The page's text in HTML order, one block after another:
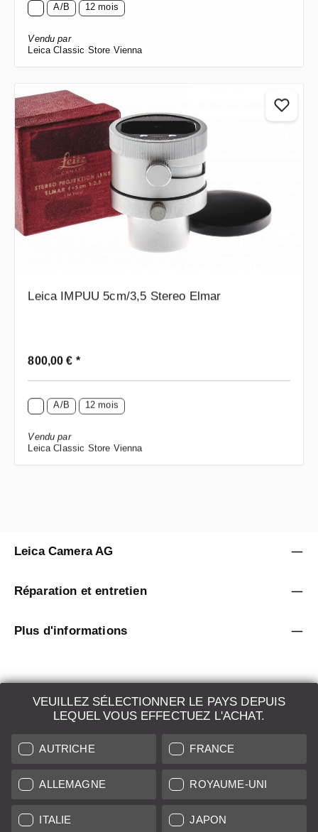
A/B 12 mois
Vendu par
Leica Classic Store Vienna
Leica IMPUU 5cm/3,5 Stereo Elmar
Prix régulier :
800,00 € *
A/B 12 mois
Vendu par
Leica Classic Store Vienna
VEUILLEZ SÉLECTIONNER LE PAYS DEPUIS
LEQUEL VOUS EFFECTUEZ L'ACHAT.
AUTRICHE FRANCE
ALLEMAGNE ROYAUME-UNI
ITALIE JAPON
Leica Camera AG
Réparation et entretien
Plus d'informations
LEICA SYSTEMS
ESTIMATION
DEMANDE DE RECHERCHE
VENTES AUX ENCHÈRES